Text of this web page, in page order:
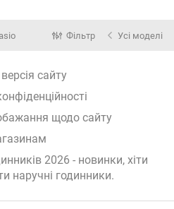
Фільтр Усі моделі
сайту
щодо сайту
2026 - новинки, хіти
наручні годинники.